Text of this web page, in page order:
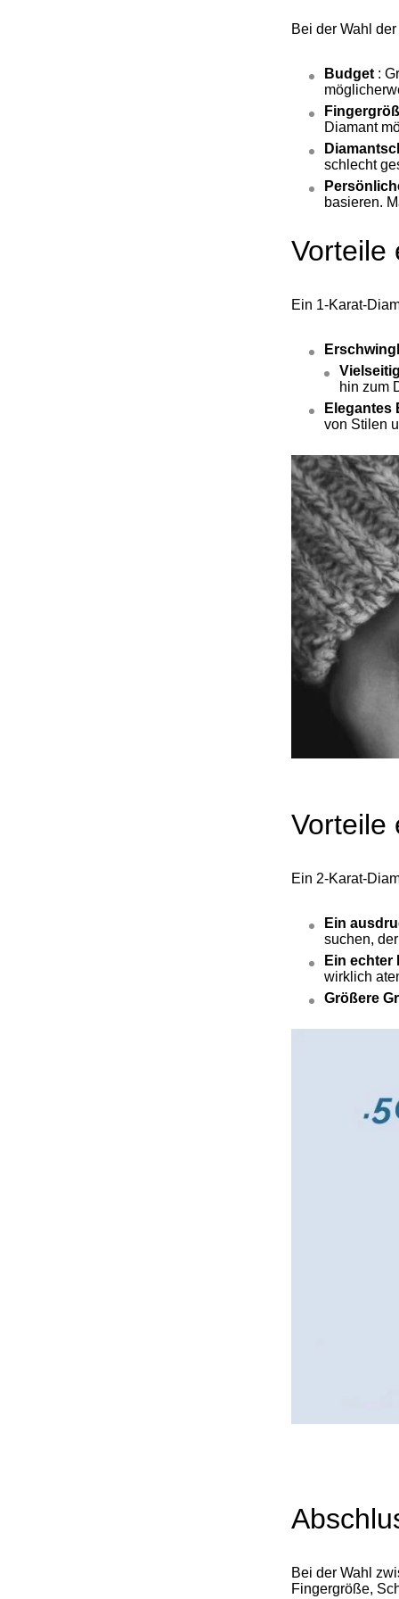
Bei der Wahl
Budget :
Diamant
schlecht
basieren.
Vorteile
Ein 1-Karat-
hin zum
Elegantes
von Stilen
Vorteile
Ein 2-Karat-
Ein
suchen,
Ein echter
wirklich
Größere
Bei der Wahl
Fingergröße,